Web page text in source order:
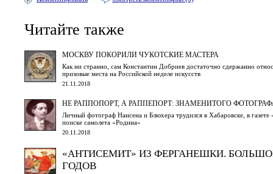
Читайте также
МОСКВУ ПОКОРИЛИ ЧУКОТСКИЕ МАСТЕРА
Как ни странно, сам Константин Добриев достаточно сдержанно
призовые места на Российской неделе искусств
21.11.2018
НЕ РАППОПОРТ, А РАППЕПОРТ: ЗНАМЕНИТОГО
Личный фотограф Нансена и Блюхера трудился в Хабаровске, в
поиске самолета «Родина»
20.11.2018
«АНТИСЕМИТ» ИЗ ФЕРГАНЕШКИ.
ГОДОВ